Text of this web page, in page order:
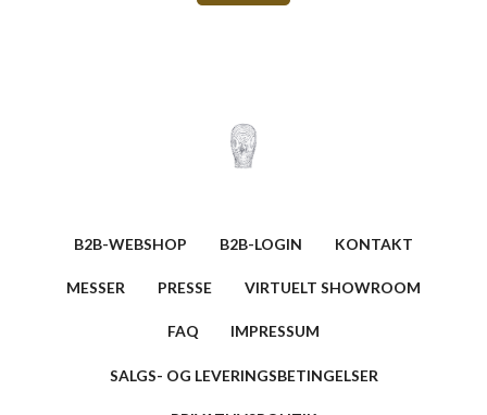
B2B-WEBSHOP B2B-LOGIN KONTAKT
MESSER PRESSE VIRTUELT SHOWROOM
FAQ IMPRESSUM
SALGS- OG LEVERINGSBETINGELSER